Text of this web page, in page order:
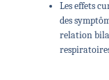
Les effets
des
relation